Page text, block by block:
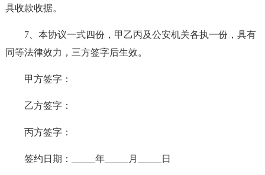
具收款收据。
7、本协议一式四份，甲乙丙及公安机关各执一份，具有
同等法律效力，三方签字后生效。
甲方签字：
乙方签字：
丙方签字：
签约日期：_____年_____月_____日